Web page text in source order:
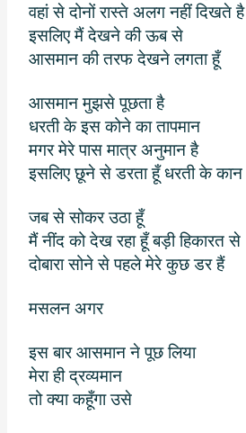
वहां से दोनों रास्ते अलग नहीं दिखते है
इसलिए मैं देखने की ऊब से
आसमान की तरफ देखने लगता हूँ
आसमान मुझसे पूछता है
धरती के इस कोने का तापमान
मगर मेरे पास मात्र अनुमान है
इसलिए छूने से डरता हूँ धरती के कान
जब से सोकर उठा हूँ
मैं नींद को देख रहा हूँ बड़ी हिकारत से
दोबारा सोने से पहले मेरे कुछ डर हैं
मसलन अगर
इस बार आसमान ने पूछ लिया
मेरा ही द्रव्यमान
तो क्या कहूँगा उसे